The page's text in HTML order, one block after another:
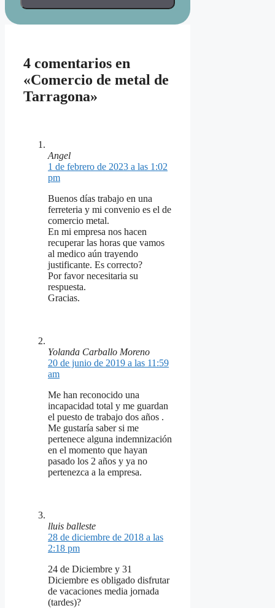
4 comentarios en
«Comercio de metal de
Tarragona»
Angel
1 de febrero de 2023 a las 1:02
pm
Buenos días trabajo en una
ferreteria y mi convenio es el de
comercio metal.
En mi empresa nos hacen
recuperar las horas que vamos
al medico aún trayendo
justificante. Es correcto?
Por favor necesitaria su
respuesta.
Gracias.
Yolanda Carballo Moreno
20 de junio de 2019 a las 11:59
am
Me han reconocido una
incapacidad total y me guardan
el puesto de trabajo dos años .
Me gustaría saber si me
pertenece alguna indemnización
en el momento que hayan
pasado los 2 años y ya no
pertenezca a la empresa.
lluis balleste
28 de diciembre de 2018 a las
2:18 pm
24 de Diciembre y 31
Diciembre es obligado disfrutar
de vacaciones media jornada
(tardes)?